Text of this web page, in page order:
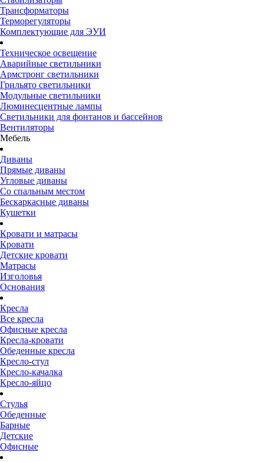
Трансформаторы
Терморегуляторы
Комплектующие для ЭУИ
Техническое освещение
Аварийные светильники
Армстронг светильники
Грильято светильники
Модульные светильники
Люминесцентные лампы
Светильники для фонтанов и бассейнов
Вентиляторы
Мебель
Диваны
Прямые диваны
Угловые диваны
Со спальным местом
Бескаркасные диваны
Кушетки
Кровати и матрасы
Кровати
Детские кровати
Матрасы
Изголовья
Основания
Кресла
Все кресла
Офисные кресла
Кресла-кровати
Обеденные кресла
Кресло-стул
Кресло-качалка
Кресло-яйцо
Стулья
Обеденные
Барные
Детские
Офисные